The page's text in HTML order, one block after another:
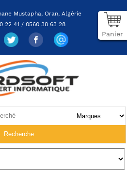
Mustapha, Oran, Algérie
22 41 / 0560 38 63 28
Panier